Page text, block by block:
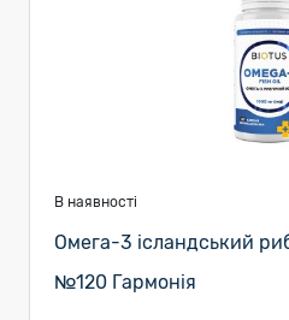
В наявності
Омега-3 ісландський
№120 Гармонія